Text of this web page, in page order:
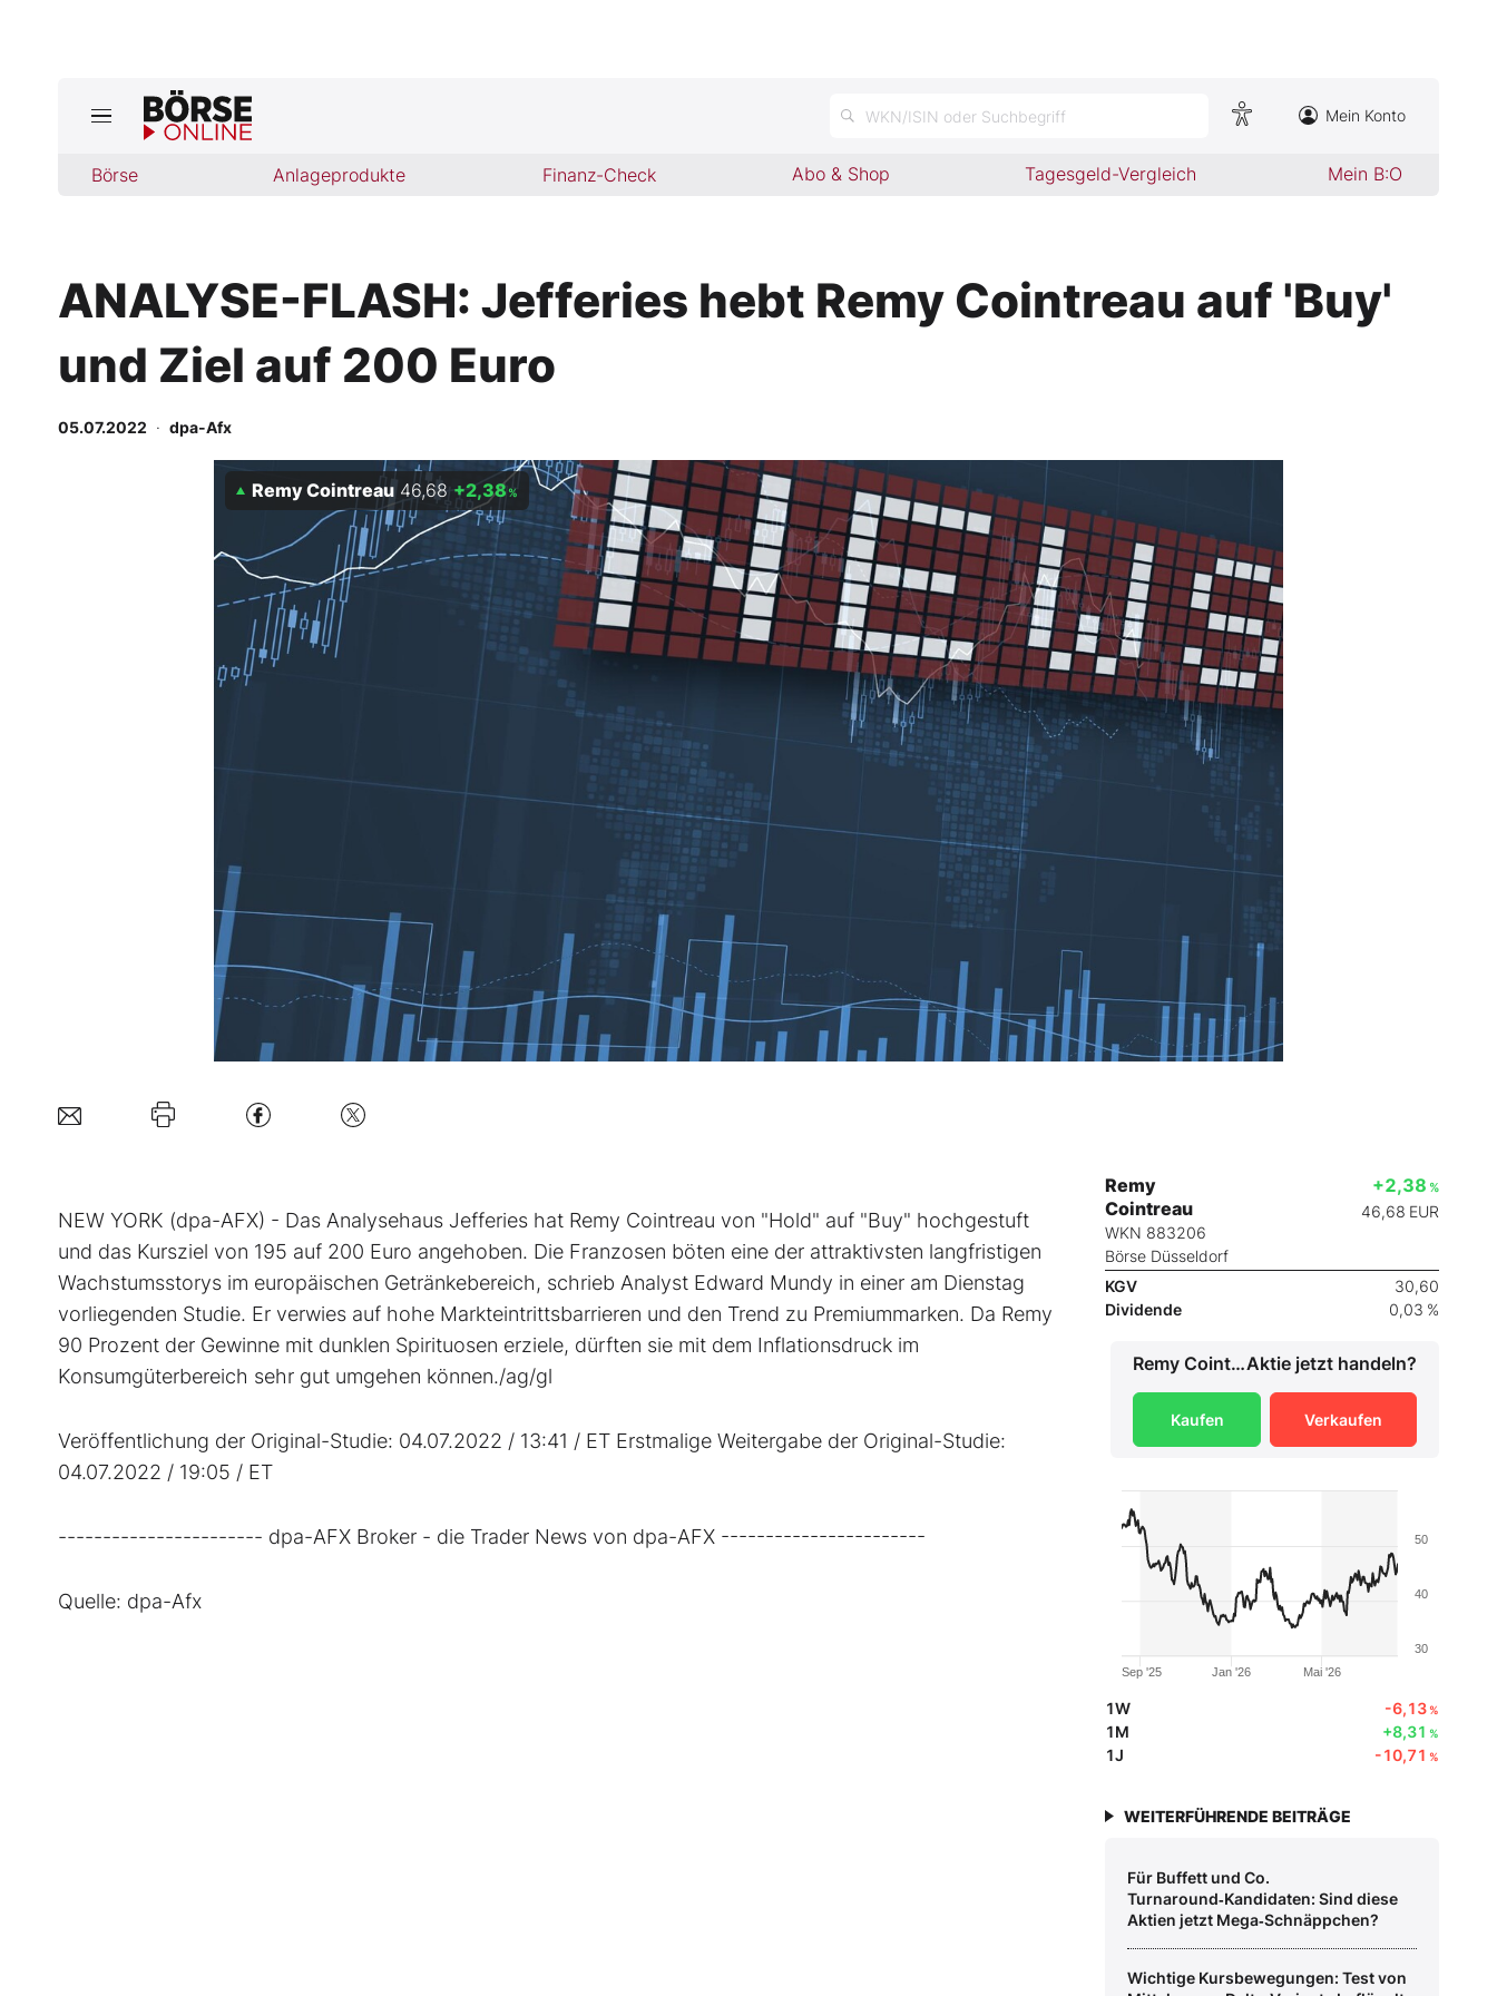
WKN/ISIN oder Suchbegriff Mein Konto
Börse Anlageprodukte Finanz-Check Abo & Shop Tagesgeld-Vergleich Mein B:O
Börse
Finanz-Check
Abo & Shop
BO-Musterdepots
Experten
Mein Konto
Folgen Sie uns
ANALYSE-FLASH: Jefferies hebt Remy Cointreau auf 'Buy'
und Ziel auf 200 Euro
05.07.2022 · dpa-Afx
Remy Cointreau 46,68 +2,38%
NEW YORK (dpa-AFX) - Das Analysehaus Jefferies hat Remy Cointreau von "Hold" auf "Buy" hochgestuft
und das Kursziel von 195 auf 200 Euro angehoben. Die Franzosen böten eine der attraktivsten langfristigen
Wachstumsstorys im europäischen Getränkebereich, schrieb Analyst Edward Mundy in einer am Dienstag
vorliegenden Studie. Er verwies auf hohe Markteintrittsbarrieren und den Trend zu Premiummarken. Da Remy
90 Prozent der Gewinne mit dunklen Spirituosen erziele, dürften sie mit dem Inflationsdruck im
Konsumgüterbereich sehr gut umgehen können./ag/gl
Veröffentlichung der Original-Studie: 04.07.2022 / 13:41 / ET Erstmalige Weitergabe der Original-Studie:
04.07.2022 / 19:05 / ET
----------------------- dpa-AFX Broker - die Trader News von dpa-AFX -----------------------
Quelle: dpa-Afx
Remy
Cointreau
WKN 883206
Börse Düsseldorf
+2,38 %
46,68 EUR
KGV
30,60
Dividende
0,03 %
Remy CointreauAktie jetzt handeln?
Kaufen Verkaufen
Jan '26
Sep '25 Mai '26
30
40
50
1W -6,13%
1M +8,31 %
1J -10,71 %
WEITERFÜHRENDE BEITRÄGE
Für Buffett und Co.
Turnaround‑Kandidaten: Sind diese
Aktien jetzt Mega‑Schnäppchen?
Wichtige Kursbewegungen: Test von